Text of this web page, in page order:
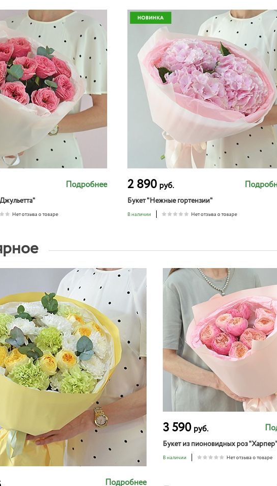
Подробнее
Нет отзыва о товаре
2 890 руб.
Букет "Нежные гортензии"
В наличии Нет отзыва о товаре
Подробнее
3 590 руб.
Букет из пионовидных роз
В наличии Нет отзыва о товаре